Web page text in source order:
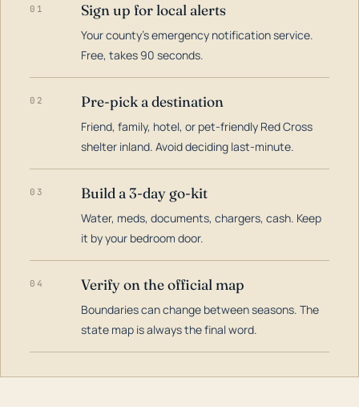
01 Sign up for local alerts
Your county's emergency notification service.
Free, takes 90 seconds.
02 Pre-pick a destination
Friend, family, hotel, or pet-friendly Red Cross
shelter inland. Avoid deciding last-minute.
03 Build a 3-day go-kit
Water, meds, documents, chargers, cash. Keep
it by your bedroom door.
04 Verify on the official map
Boundaries can change between seasons. The
state map is always the final word.